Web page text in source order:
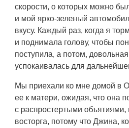
скорости, о которых можно
и мой ярко-зеленый
вкусу. Каждый раз, когда я
и поднимала голову, чтобы
поступила, а потом,
успокаивалась для
Мы приехали ко мне домой в
ее к матери, ожидая, что она
с распростертыми объятиями,
восторга, потому что Джина,